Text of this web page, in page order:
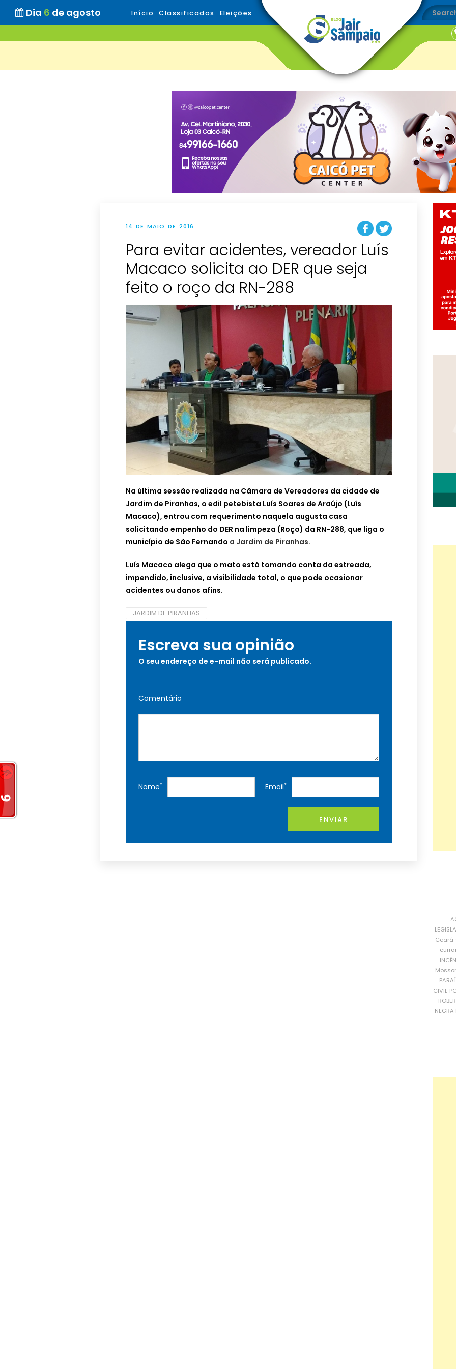
Dia 6 de agosto Início Classificados Eleições
14 DE MAIO DE 2016
Para evitar acidentes, vereador Luís
Macaco solicita ao DER que seja
feito o roço da RN-288
Na última sessão realizada na Câmara de Vereadores da cidade de
Jardim de Piranhas, o edil petebista Luís Soares de Araújo (Luís
Macaco), entrou com requerimento naquela augusta casa
solicitando empenho do DER na limpeza (Roço) da RN-288, que liga o
município de São Fernando a Jardim de Piranhas.
Luís Macaco alega que o mato está tomando conta da estreada,
impendido, inclusive, a visibilidade total, o que pode ocasionar
acidentes ou danos afins.
JARDIM DE PIRANHAS
Escreva sua opinião
O seu endereço de e-mail não será publicado.
Comentário
Nome* Email*
ENVIAR
Ceará
CIVIL
NEGRA